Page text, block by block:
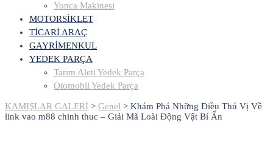
Yonca Makinesi
MOTORSİKLET
TİCARİ ARAÇ
GAYRİMENKUL
YEDEK PARÇA
Tarım Aleti Yedek Parça
Otomobil Yedek Parça
KAMIŞLAR GALERİ > Genel > Khám Phá Những Điều Thú Vị Về
link vao m88 chinh thuc – Giải Mã Loài Động Vật Bí Ẩn